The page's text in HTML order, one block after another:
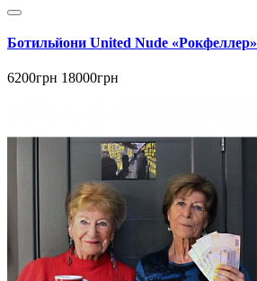
Ботильйони United Nude «Рокфеллер»
6200грн 18000грн